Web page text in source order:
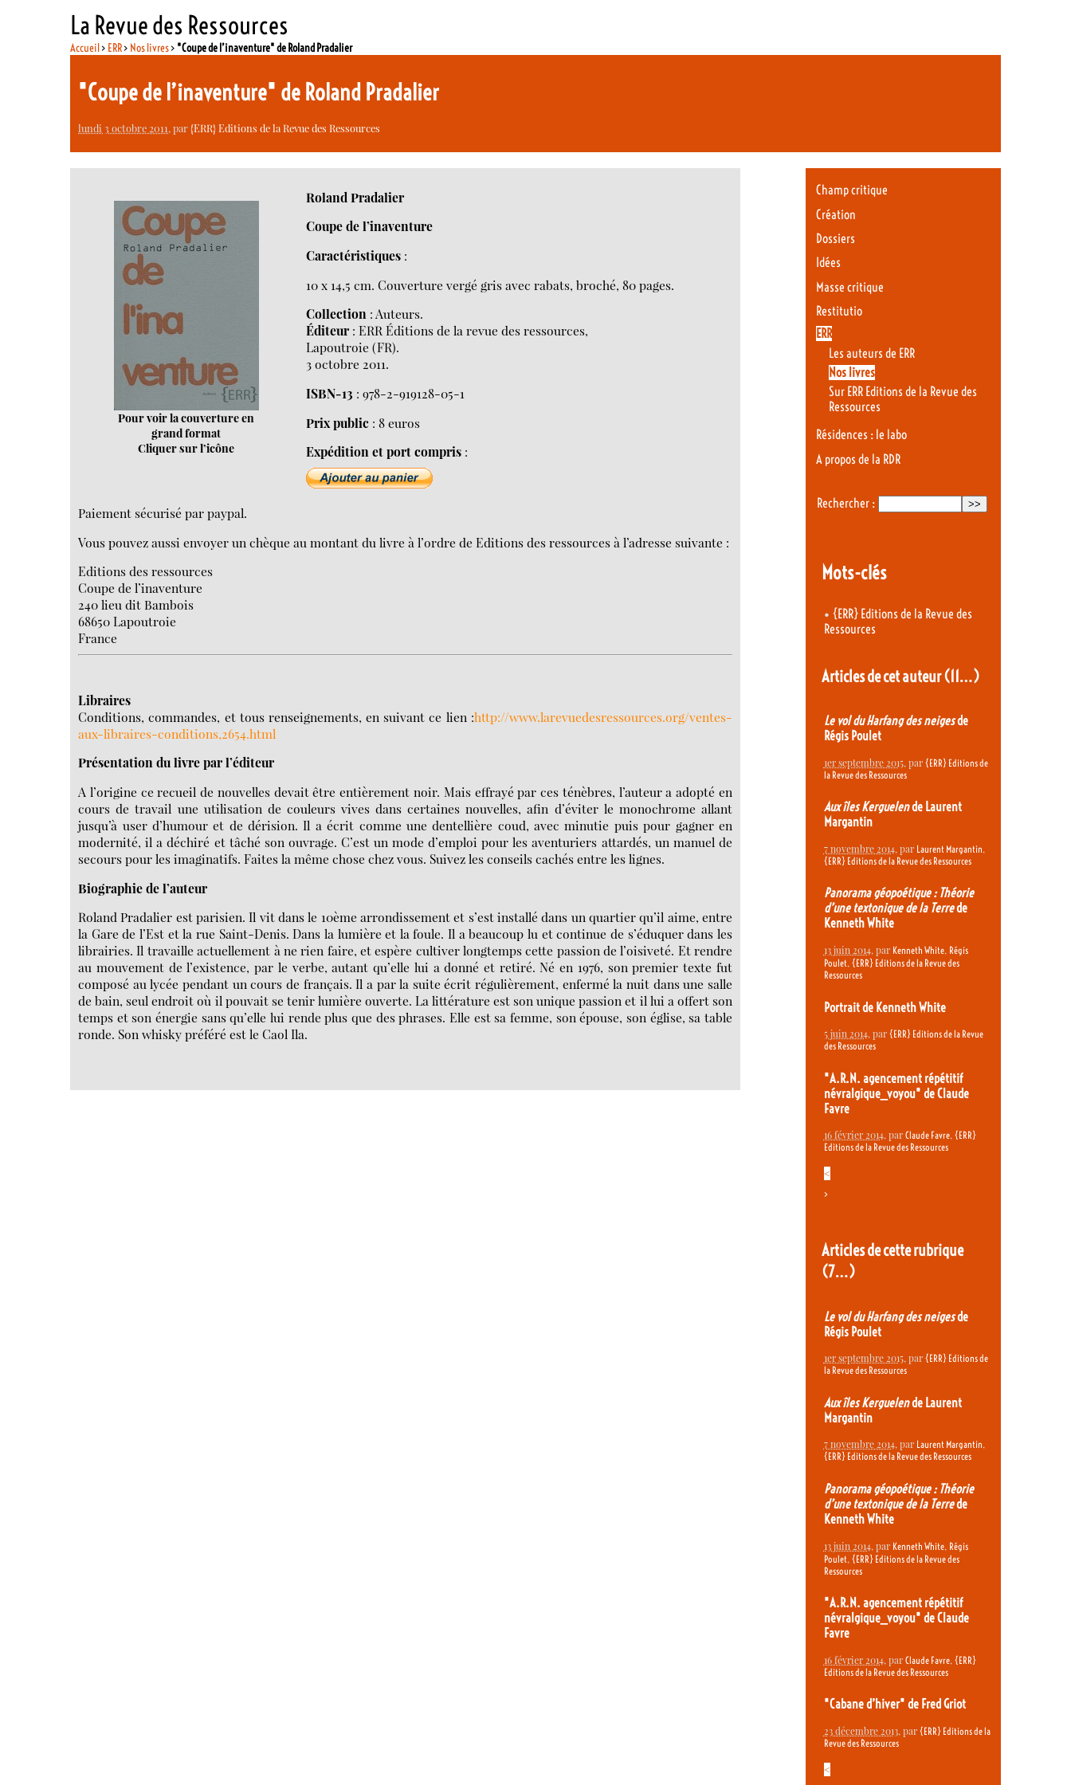
La Revue des Ressources
Accueil> ERR> Nos livres> "Coupe de l’inaventure" de Roland Pradalier
"Coupe de l’inaventure" de Roland Pradalier
lundi 3 octobre 2011, par{ERR} Editions de la Revue des Ressources
Pour voir la couverture en
grand format
Cliquer sur l’icône
Roland Pradalier
Coupe de l’inaventure
Caractéristiques:
10 x 14,5 cm. Couverture vergé gris avec rabats, broché, 80 pages.
Collection: Auteurs.
Éditeur: ERR Éditions de la revue des ressources,
Lapoutroie (FR).
3 octobre 2011.
ISBN-13 : 978-2-919128-05-1
Prix public: 8 euros
Expédition et port compris:
Paiement sécurisé par paypal.
Vous pouvez aussi envoyer un chèque au montant du livre à l’ordre de Editions des ressources à l’adresse suivante :
Editions des ressources
Coupe de l’inaventure
240 lieu dit Bambois
68650 Lapoutroie
France
Libraires
Conditions, commandes, et tous renseignements, en suivant ce lien :http://www.larevuedesressources.org/ventes-
aux-libraires-conditions,2654.html
Présentation du livre par l’éditeur
A l’origine ce recueil de nouvelles devait être entièrement noir. Mais effrayé par ces ténèbres, l’auteur a adopté en
cours de travail une utilisation de couleurs vives dans certaines nouvelles, afin d’éviter le monochrome allant
jusqu’à user d’humour et de dérision. Il a écrit comme une dentellière coud, avec minutie puis pour gagner en
modernité, il a déchiré et tâché son ouvrage. C’est un mode d’emploi pour les aventuriers attardés, un manuel de
secours pour les imaginatifs. Faites la même chose chez vous. Suivez les conseils cachés entre les lignes.
Biographie de l’auteur
Roland Pradalier est parisien. Il vit dans le 10ème arrondissement et s’est installé dans un quartier qu’il aime, entre
la Gare de l’Est et la rue Saint-Denis. Dans la lumière et la foule. Il a beaucoup lu et continue de s’éduquer dans les
librairies. Il travaille actuellement à ne rien faire, et espère cultiver longtemps cette passion de l’oisiveté. Et rendre
au mouvement de l’existence, par le verbe, autant qu’elle lui a donné et retiré. Né en 1976, son premier texte fut
composé au lycée pendant un cours de français. Il a par la suite écrit régulièrement, enfermé la nuit dans une salle
de bain, seul endroit où il pouvait se tenir lumière ouverte. La littérature est son unique passion et il lui a offert son
temps et son énergie sans qu’elle lui rende plus que des phrases. Elle est sa femme, son épouse, son église, sa table
ronde. Son whisky préféré est le Caol Ila.
Champ critique
Création
Dossiers
Idées
Masse critique
Restitutio
ERR
Les auteurs de ERR
Nos livres
Sur ERR Editions de la Revue des
Ressources
Résidences : le labo
A propos de la RDR
Rechercher :
Mots-clés
• {ERR} Editions de la Revue des
Ressources
Articles de cet auteur(11…)
Le vol du Harfang des neigesde
Régis Poulet
1er septembre 2015, par {ERR} Editions de
la Revue des Ressources
Aux îles Kerguelende Laurent
Margantin
7 novembre 2014, par Laurent Margantin,
{ERR} Editions de la Revue des Ressources
Panorama géopoétique : Théorie
d’une textonique de la Terrede
Kenneth White
13 juin 2014, par Kenneth White, Régis
Poulet, {ERR} Editions de la Revue des
Ressources
Portrait de Kenneth White
5 juin 2014, par {ERR} Editions de la Revue
des Ressources
"A.R.N. agencement répétitif
névralgique_voyou" de Claude
Favre
16 février 2014, par Claude Favre, {ERR}
Editions de la Revue des Ressources
<
>
Articles de cette rubrique
(7…)
Le vol du Harfang des neigesde
Régis Poulet
1er septembre 2015, par {ERR} Editions de
la Revue des Ressources
Aux îles Kerguelende Laurent
Margantin
7 novembre 2014, par Laurent Margantin,
{ERR} Editions de la Revue des Ressources
Panorama géopoétique : Théorie
d’une textonique de la Terrede
Kenneth White
13 juin 2014, par Kenneth White, Régis
Poulet, {ERR} Editions de la Revue des
Ressources
"A.R.N. agencement répétitif
névralgique_voyou" de Claude
Favre
16 février 2014, par Claude Favre, {ERR}
Editions de la Revue des Ressources
"Cabane d’hiver" de Fred Griot
23 décembre 2013, par {ERR} Editions de la
Revue des Ressources
<